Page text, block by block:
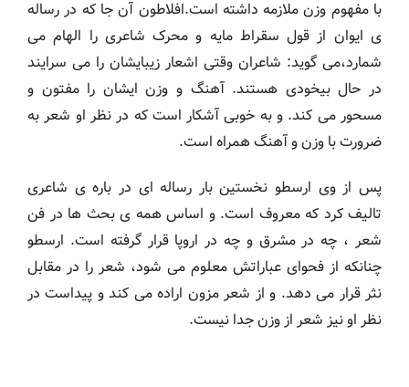
با مفهوم وزن ملازمه داشته است.افلاطون آن جا که در رساله
ی ایوان از قول سقراط مایه و محرک شاعری را الهام می
شمارد،می گوید: شاعران وقتی اشعار زیبایشان را می سرایند
در حال بیخودی هستند. آهنگ و وزن ایشان را مفتون و
مسحور می کند. و به خوبی آشکار است که در نظر او شعر به
ضرورت با وزن و آهنگ همراه است.
پس از وی ارسطو نخستین بار رساله ای در باره ی شاعری
تالیف کرد که معروف است. و اساس همه ی بحث ها در فن
شعر ، چه در مشرق و چه در اروپا قرار گرفته است. ارسطو
چنانکه از فحوای عباراتش معلوم می شود، شعر را در مقابل
نثر قرار می دهد. و از شعر مزون اراده می کند و پیداست در
نظر او نیز شعر از وزن جدا نیست.